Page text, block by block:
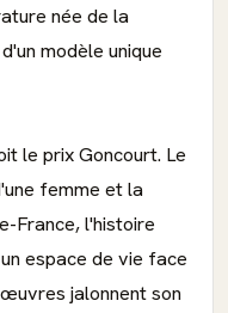
née de la
modèle unique
le prix Goncourt. Le
femme et la
France, l'histoire
espace de vie face
jalonnent son